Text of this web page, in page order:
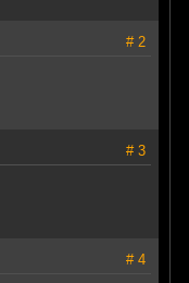
# 2
# 3
# 4